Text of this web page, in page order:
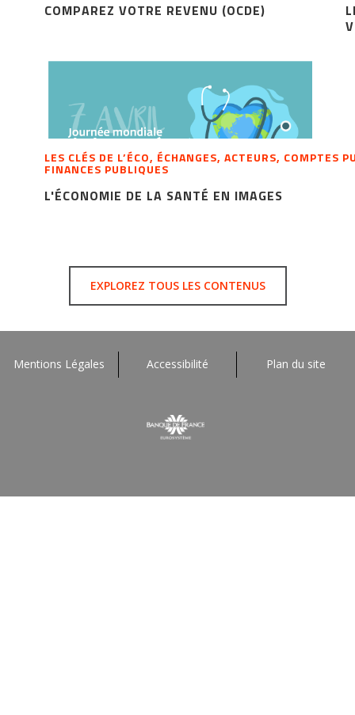
COMPAREZ VOTRE REVENU (OCDE)
LES CLÉS DE L’ÉCO, ÉCHANGES, ACTEURS, COMPTES
FINANCES PUBLIQUES
L'ÉCONOMIE DE LA SANTÉ EN IMAGES
EXPLOREZ TOUS LES CONTENUS
Mentions Légales Accessibilité Plan du site